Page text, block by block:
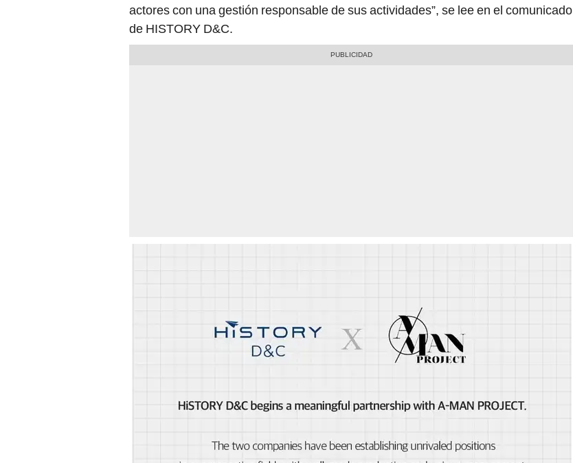
actores con una gestión responsable de sus actividades”, se lee en el comunicado
de HISTORY D&C.